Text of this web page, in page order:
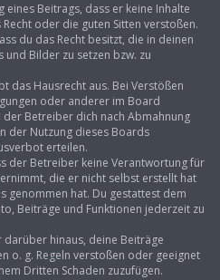
eines Beitrags, dass er keine Inhalte
oder die guten Sitten verstoßen.
du das Recht besitzt, die in deinen
und Bilder zu setzen bzw. zu
das Hausrecht aus. Bei Verstößen
oder anderer im Board
Betreiber dich nach Abmahnung
der Nutzung dieses Boards
erteilen.
der Betreiber keine Verantwortung für
die er nicht selbst erstellt hat
genommen hat. Du gestattest dem
Beiträge und Funktionen jederzeit zu
hinaus, deine Beiträge
o. g. Regeln verstoßen oder geeignet
Dritten Schaden zuzufügen.